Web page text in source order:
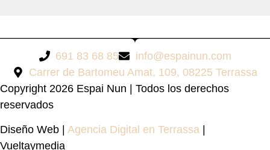
691 83 68 85
info@espainun.com
Carrer de Bartomeu Amat, 109, 08225 Terrassa
Copyright 2026 Espai Nun | Todos los derechos
reservados
Diseño Web | Agencia Digital en Terrassa
Vueltaymedia